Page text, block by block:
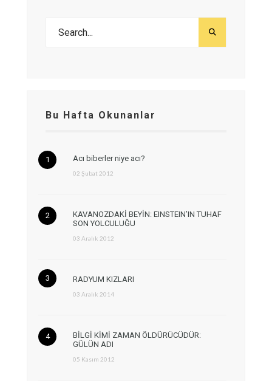
Bu Hafta Okunanlar
Acı biberler niye acı?
02 Şubat 2012
KAVANOZDAKİ BEYİN: EINSTEIN’IN TUHAF
SON YOLCULUĞU
03 Aralık 2012
RADYUM KIZLARI
03 Aralık 2014
BİLGİ KİMİ ZAMAN ÖLDÜRÜCÜDÜR:
GÜLÜN ADI
05 Kasım 2012